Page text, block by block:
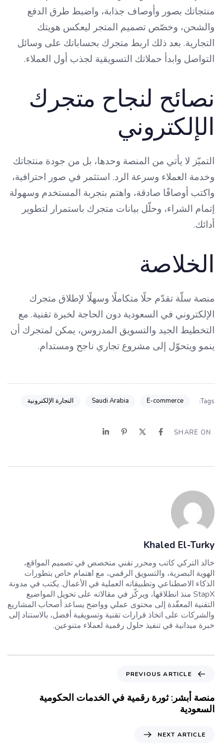
منتجاتك بصور وأوصاف جذابة، واضبط طرق الدفع
والشحن، وخصّص تصميم المتجر ليعكس هويتك
التجارية. بعد ذلك اربط متجرك بحساباتك على وسائل
التواصل وابدأ حملاتك التسويقية لجذب أول العملاء.
نصائح لنجاح متجرك
الإلكتروني
التميّز لا يأتي من المنصة وحدها، بل من جودة منتجاتك
وخدمة العملاء وسرعة الرد. استثمر في صور احترافية،
واكتب أوصافًا صادقة، واهتم بتجربة المستخدم وسهولة
إتمام الشراء، وحلّل بيانات متجرك باستمرار لتطوير
أدائك.
الخلاصة
منصة سلّة تقدّم حلًا متكاملًا وسهلًا لإطلاق متجرك
الإلكتروني في السعودية دون الحاجة لخبرة تقنية. مع
التخطيط الجيد والتسويق المدروس، يمكن لمتجرك أن
ينمو ويتحوّل إلى مشروع تجاري ناجح ومستدام.
Tags:
E-commerce
Saudi Arabia التجارة الإلكترونية
SHARE ON
Khaled El-Turky
خالد التركي كاتب ومحرر تقني متخصص في تصميم المواقع،
الهوية البصرية، والتسويق الرقمي، مع اهتمام خاص بتطورات
الذكاء الاصطناعي وتطبيقاته العملية في الأعمال. يكتب في مدونة
StapX منذ انطلاقها، ويركّز في مقالاته على تحويل المواضيع
التقنية المعقّدة إلى محتوى عملي وواضح يساعد أصحاب المشاريع
والشركات على اتخاذ قرارات تقنية وتسويقية أفضل، بالاستناد إلى
خبرة ميدانية في تنفيذ حلول رقمية لعملاء متنوعين.
PREVIOUS ARTICLE
منصة أبشر: ثورة رقمية في الخدمات الحكومية
السعودية
NEXT ARTICLE